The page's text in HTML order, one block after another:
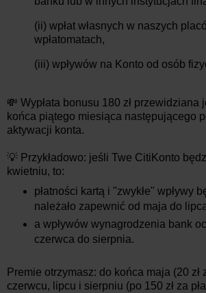
(ii) wpłat własnych w naszych
wpłatomatach,
(iii) wpływów na Konto od osób
💸 Wypłata bonusu 180 zł przewidziana
końca piątego miesiąca następującego
aktywacji konta.
💡 Przykładowo: jeśli Twe CitiKonto
kwietniu, to:
płatności kartą i "zwykłe" wpływy
należało zapewnić od maja do
a wpływów wynagrodzenia bank
czerwca do sierpnia.
Premie otrzymasz: do końca maja (20 zł
czerwcu, lipcu i sierpniu (po 150 zł za